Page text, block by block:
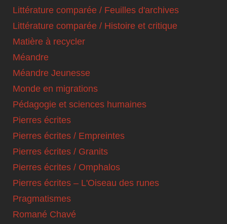
Littérature comparée / Feuilles d'archives
Littérature comparée / Histoire et critique
Matière à recycler
Méandre
Méandre Jeunesse
Monde en migrations
Pédagogie et sciences humaines
Pierres écrites
Pierres écrites / Empreintes
Pierres écrites / Granits
Pierres écrites / Omphalos
Pierres écrites – L'Oiseau des runes
Pragmatismes
Romané Chavé